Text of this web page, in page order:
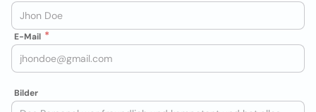
E-Mail
Bilder